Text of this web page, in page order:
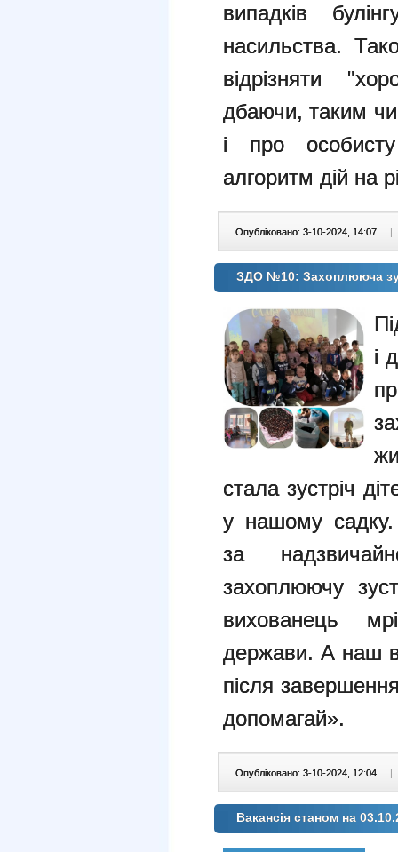
випадків
насильства.
відрізняти
дбаючи, таким
і про
алгоритм дій на
Опубліковано: 3-10-2024, 14:07 |
ЗДО №10: Захоплююча
і
стала зустріч
у нашому
за
захоплюючу
вихованець
держави. А наш
після
допомагай».
Опубліковано: 3-10-2024, 12:04 |
Вакансія станом на